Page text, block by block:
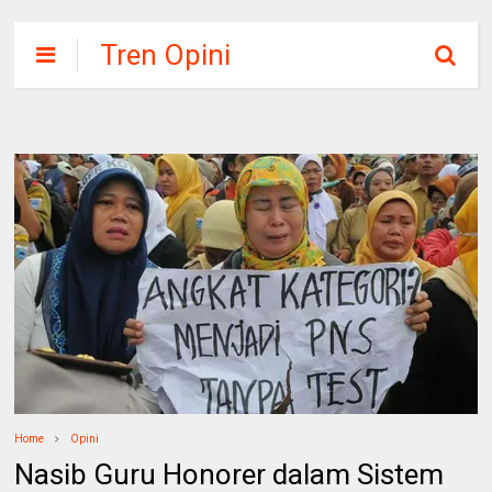
Tren Opini
Home Opini
Nasib Guru Honorer dalam Sistem